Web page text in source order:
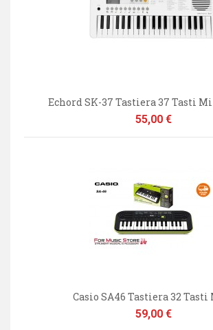
Echord SK-37 Tastiera 37 Tasti
Prezzo
55,00 €
Casio SA46 Tastiera 32
Prezzo
59,00 €